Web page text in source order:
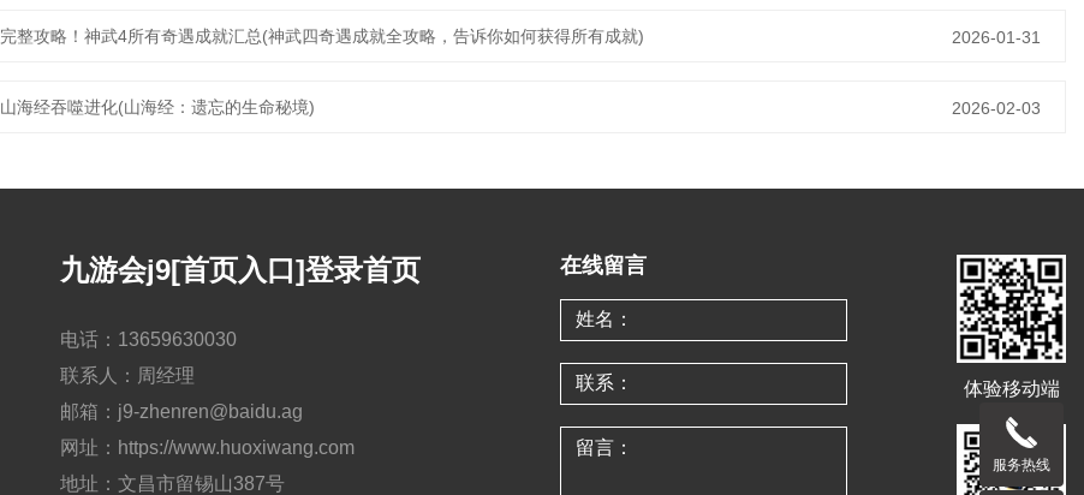
完整攻略！神武4所有奇遇成就汇总(神武四奇遇成就全攻略，告诉你如何获得所有成就) 2026-01-31
山海经吞噬进化(山海经：遗忘的生命秘境) 2026-02-03
九游会j9[首页入口]登录首页
电话：13659630030
联系人：周经理
邮箱：j9-zhenren@baidu.ag
网址：https://www.huoxiwang.com
地址：文昌市留锡山387号
在线留言
体验移动端
服务热线